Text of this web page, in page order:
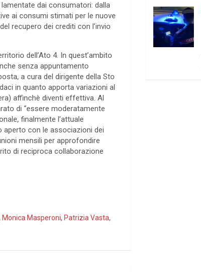
dai consumatori: dalla
ai consumi stimati per le nuove
recupero dei crediti con l’invio
dell’Ato 4. In quest’ambito
senza appuntamento
a cura del dirigente della Sto
in quanto apporta variazioni al
affinchè diventi effettiva. Al
di “essere moderatamente
finalmente l’attuale
aperto con le associazioni dei
mensili per approfondire
di reciproca collaborazione
Monica Masperoni, Patrizia Vasta,